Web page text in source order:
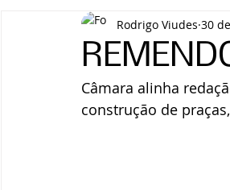
ELEIÇÕES 2024 CASO JOSI DIAS
Rodrigo Viudes 30
Câmara alinha
construção de